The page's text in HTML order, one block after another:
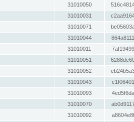
31010050
31010031
31010071
31010044
31010011
31010051
31010052
31010043
31010093
31010070
31010092